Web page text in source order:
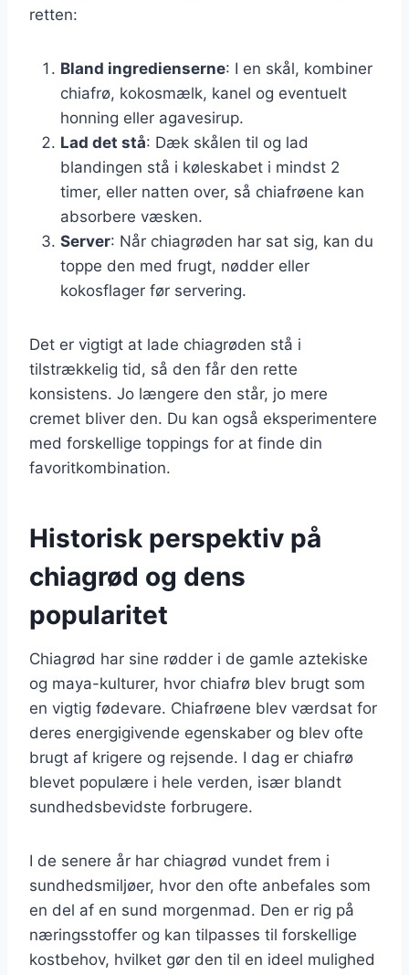
retten:
Bland ingredienserne: I en skål, kombiner
chiafrø, kokosmælk, kanel og eventuelt
honning eller agavesirup.
Lad det stå: Dæk skålen til og lad
blandingen stå i køleskabet i mindst 2
timer, eller natten over, så chiafrøene kan
absorbere væsken.
Server: Når chiagrøden har sat sig, kan du
toppe den med frugt, nødder eller
kokosflager før servering.
Det er vigtigt at lade chiagrøden stå i
tilstrækkelig tid, så den får den rette
konsistens. Jo længere den står, jo mere
cremet bliver den. Du kan også eksperimentere
med forskellige toppings for at finde din
favoritkombination.
Historisk perspektiv på
chiagrød og dens
popularitet
Chiagrød har sine rødder i de gamle aztekiske
og maya-kulturer, hvor chiafrø blev brugt som
en vigtig fødevare. Chiafrøene blev værdsat for
deres energigivende egenskaber og blev ofte
brugt af krigere og rejsende. I dag er chiafrø
blevet populære i hele verden, især blandt
sundhedsbevidste forbrugere.
I de senere år har chiagrød vundet frem i
sundhedsmiljøer, hvor den ofte anbefales som
en del af en sund morgenmad. Den er rig på
næringsstoffer og kan tilpasses til forskellige
kostbehov, hvilket gør den til en ideel mulighed